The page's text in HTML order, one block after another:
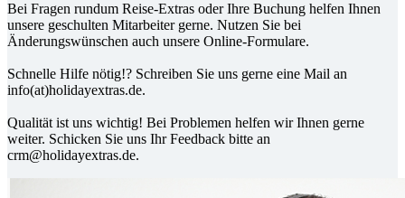
Bei Fragen rundum Reise-Extras oder Ihre Buchung helfen Ihnen
unsere geschulten Mitarbeiter gerne. Nutzen Sie bei
Änderungswünschen auch unsere Online-Formulare.
Schnelle Hilfe nötig!? Schreiben Sie uns gerne eine Mail an
info(at)holidayextras.de.
Qualität ist uns wichtig! Bei Problemen helfen wir Ihnen gerne
weiter. Schicken Sie uns Ihr Feedback bitte an
crm@holidayextras.de.